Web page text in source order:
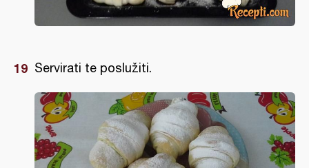
Servirati te poslužiti.